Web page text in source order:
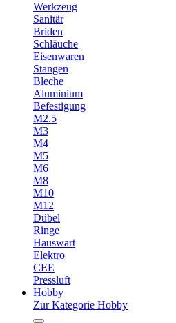
Werkzeug
Sanitär
Briden
Schläuche
Eisenwaren
Stangen
Bleche
Aluminium
Befestigung
M2.5
M3
M4
M5
M6
M8
M10
M12
Dübel
Ringe
Hauswart
Elektro
CEE
Pressluft
Hobby
Zur Kategorie Hobby